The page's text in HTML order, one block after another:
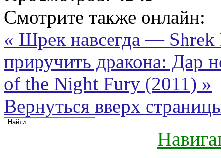
Смотрите также онлайн:
« Шрек навсегда —
приручить дракона:
of the Night Fury (2011) »
Вернуться вверх